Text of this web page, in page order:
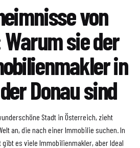
von
Warum sie der
in
Donau sind
Stadt in Österreich, zieht
an, die nach einer Immobilie suchen. In
es viele Immobilienmakler, aber Ideal